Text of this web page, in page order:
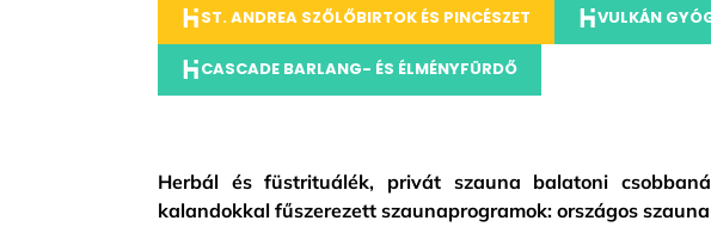
ST. ANDREA SZŐLŐBIRTOK ÉS PINCÉSZET VULKÁN
CASCADE BARLANG- ÉS ÉLMÉNYFÜRDŐ
Herbál és füstrituálék, privát szauna balatoni
kalandokkal fűszerezett szaunaprogramok: országos